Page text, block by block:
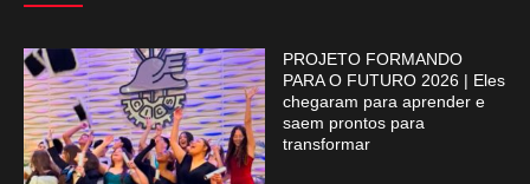
PROJETO FORMANDO
PARA O FUTURO 2026 | Eles
chegaram para aprender e
saem prontos para
transformar